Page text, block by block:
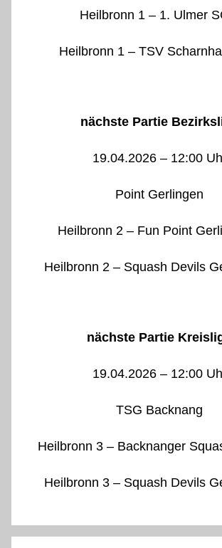
Heilbronn 1 – 1. Ulmer
Heilbronn 1 – TSV
nächste Partie
19.04.2026 – 12:00
Point Gerlingen
Heilbronn 2 – Fun Point
Heilbronn 2 – Squash Devils
nächste Partie
19.04.2026 – 12:00
TSG Backnang
Heilbronn 3 – Backnanger
Heilbronn 3 – Squash Devils